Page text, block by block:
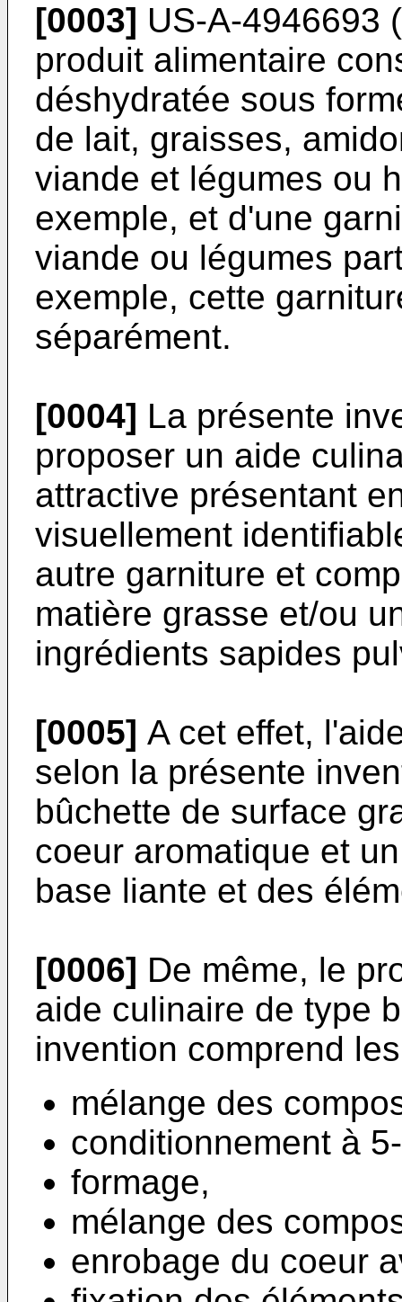
[0003] US-A-4946693
produit alimentaire
déshydratée sous
de lait, graisses,
viande et légumes ou
exemple, et d'une
viande ou légumes
exemple, cette
séparément.
[0004] La présente
proposer un aide
attractive présentant
visuellement
autre garniture et
matière grasse et/ou
ingrédients sapides
[0005] A cet effet,
selon la présente
bûchette de surface
coeur aromatique et
base liante et des
[0006] De même, le
aide culinaire de type
invention comprend
mélange des
conditionnement à
formage,
mélange des
enrobage du coeur